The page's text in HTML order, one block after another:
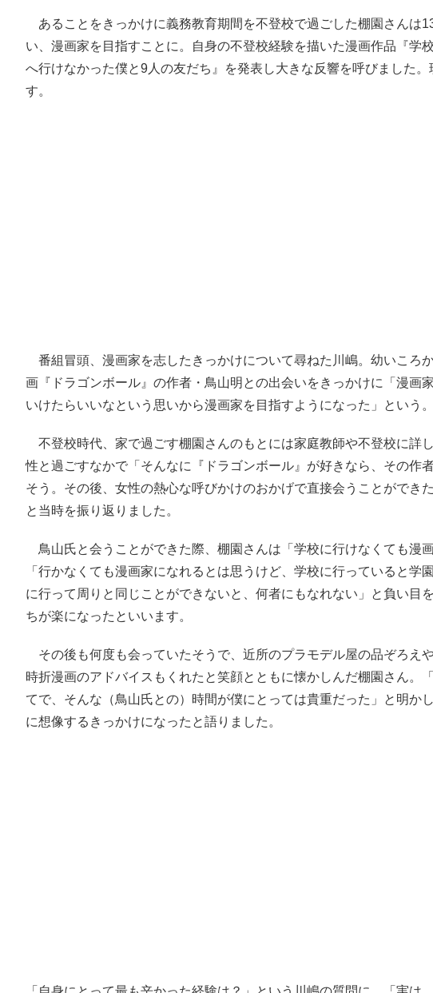
あることをきっかけに義務教育期間を不登校で過ごした棚園さんは
い、漫画家を目指すことに。自身の不登校経験を描いた漫画作品『学
へ行けなかった僕と9人の友だち』を発表し大きな反響を呼びました
す。
番組冒頭、漫画家を志したきっかけについて尋ねた川嶋。幼いころ
画『ドラゴンボール』の作者・鳥山明との出会いをきっかけに「漫画
いけたらいいなという思いから漫画家を目指すようになった」という。
不登校時代、家で過ごす棚園さんのもとには家庭教師や不登校に詳
性と過ごすなかで「そんなに『ドラゴンボール』が好きなら、その作
そう。その後、女性の熱心な呼びかけのおかげで直接会うことができ
と当時を振り返りました。
鳥山氏と会うことができた際、棚園さんは「学校に行けなくても漫
「行かなくても漫画家になれるとは思うけど、学校に行っていると
に行って周りと同じことができないと、何者にもなれない」と負い目
ちが楽になったといいます。
その後も何度も会っていたそうで、近所のプラモデル屋の品ぞろえ
時折漫画のアドバイスもくれたと笑顔とともに懐かしんだ棚園さん。
てで、そんな（鳥山氏との）時間が僕にとっては貴重だった」と明か
に想像するきっかけになったと語りました。